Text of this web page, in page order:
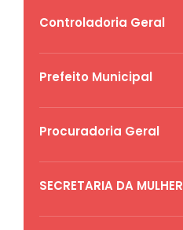
Controladoria Geral
Prefeito Municipal
Procuradoria Geral
SECRETARIA DA MULHER